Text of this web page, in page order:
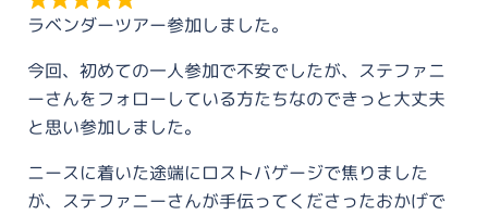
ラベンダーツアー参加しました。
今回、初めての一人参加で不安でしたが、ステファニ
ーさんをフォローしている方たちなのできっと大丈夫
と思い参加しました。
ニースに着いた途端にロストバゲージで焦りました
が、ステファニーさんが手伝ってくださったおかげで